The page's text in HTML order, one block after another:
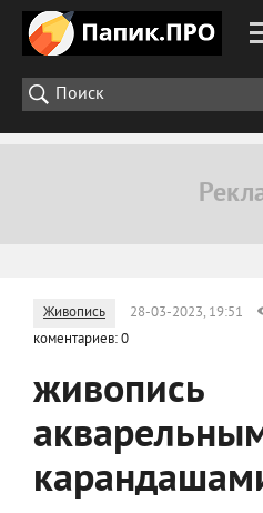
Живопись 28-03-2023, 19:51
коментариев: 0
живопись